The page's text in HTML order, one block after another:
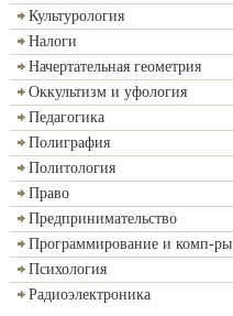
Культурология
Налоги
Начертательная геометрия
Оккультизм и уфология
Педагогика
Полиграфия
Политология
Право
Предпринимательство
Программирование и комп-ры
Психология
Радиоэлектроника